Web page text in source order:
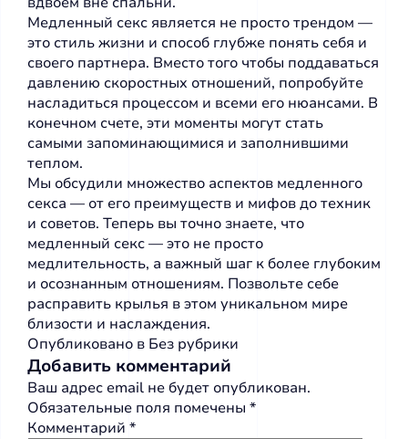
Медленный секс является не просто трендом —
это стиль жизни и способ глубже понять себя и
своего партнера. Вместо того чтобы поддаваться
давлению скоростных отношений, попробуйте
насладиться процессом и всеми его нюансами. В
конечном счете, эти моменты могут стать
самыми запоминающимися и заполнившими
теплом.
Мы обсудили множество аспектов медленного
секса — от его преимуществ и мифов до техник
и советов. Теперь вы точно знаете, что
медленный секс — это не просто
медлительность, а важный шаг к более глубоким
и осознанным отношениям. Позвольте себе
расправить крылья в этом уникальном мире
близости и наслаждения.
Опубликовано в Без рубрики
Добавить комментарий
Ваш адрес email не будет опубликован.
Обязательные поля помечены *
Комментарий *